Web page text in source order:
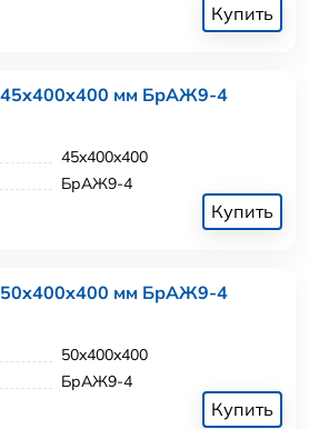
Купить
45x400x400 мм БрАЖ9-4
45x400x400
БрАЖ9-4
Купить
50x400x400 мм БрАЖ9-4
50x400x400
БрАЖ9-4
Купить